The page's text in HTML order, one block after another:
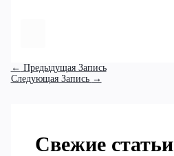
← Предыдущая Запись
Следующая Запись →
Свежие статьи